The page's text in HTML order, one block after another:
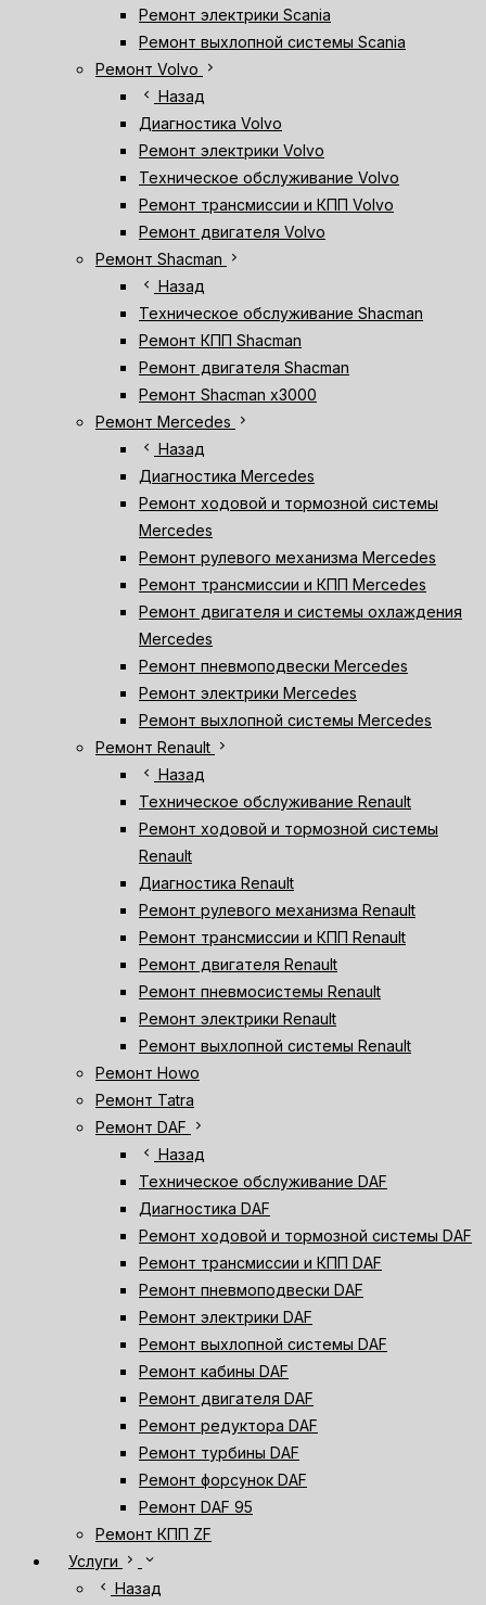
Ремонт электрики Scania
Ремонт выхлопной системы Scania
Ремонт Volvo
chevron_right
chevron_left Назад
Диагностика Volvo
Ремонт электрики Volvo
Техническое обслуживание Volvo
Ремонт трансмиссии и КПП Volvo
Ремонт двигателя Volvo
Ремонт Shacman
chevron_right
chevron_left Назад
Техническое обслуживание Shacman
Ремонт КПП Shacman
Ремонт двигателя Shacman
Ремонт Shacman х3000
Ремонт Mercedes
chevron_right
chevron_left Назад
Диагностика Mercedes
Ремонт ходовой и тормозной системы
Mercedes
Ремонт рулевого механизма Mercedes
Ремонт трансмиссии и КПП Mercedes
Ремонт двигателя и системы охлаждения
Mercedes
Ремонт пневмоподвески Mercedes
Ремонт электрики Mercedes
Ремонт выхлопной системы Mercedes
Ремонт Renault chevron_right
chevron_left Назад
Техническое обслуживание Renault
Ремонт ходовой и тормозной системы
Renault
Диагностика Renault
Ремонт рулевого механизма Renault
Ремонт трансмиссии и КПП Renault
Ремонт двигателя Renault
Ремонт пневмосистемы Renault
Ремонт электрики Renault
Ремонт выхлопной системы Renault
Ремонт Howo
Ремонт Tatra
Ремонт DAF
chevron_right
chevron_left Назад
Техническое обслуживание DAF
Диагностика DAF
Ремонт ходовой и тормозной системы DAF
Ремонт трансмиссии и КПП DAF
Ремонт пневмоподвески DAF
Ремонт электрики DAF
Ремонт выхлопной системы DAF
Ремонт кабины DAF
Ремонт двигателя DAF
Ремонт редуктора DAF
Ремонт турбины DAF
Ремонт форсунок DAF
Ремонт DAF 95
Ремонт КПП ZF
Услуги
chevron_right
expand_more
chevron_left Назад